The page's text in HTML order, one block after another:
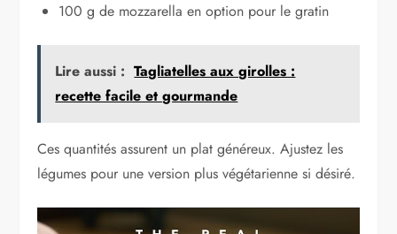
100 g de mozzarella en option pour le gratin
Lire aussi : Tagliatelles aux girolles :
recette facile et gourmande
Ces quantités assurent un plat généreux. Ajustez les
légumes pour une version plus végétarienne si désiré.